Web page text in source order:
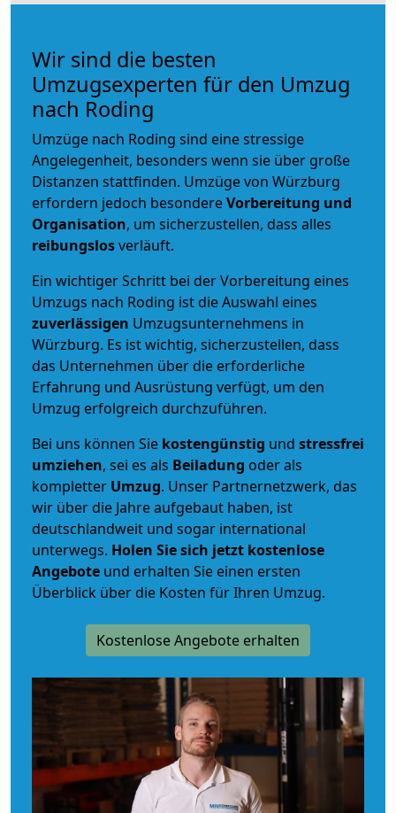
Wir sind die besten
Umzugsexperten für den Umzug
nach Roding
Umzüge nach Roding sind eine stressige
Angelegenheit, besonders wenn sie über große
Distanzen stattfinden. Umzüge von Würzburg
erfordern jedoch besondereVorbereitung und
Organisation, um sicherzustellen, dass alles
reibungslosverläuft.
Ein wichtiger Schritt bei der Vorbereitung eines
Umzugs nach Roding ist die Auswahl eines
zuverlässigen Umzugsunternehmens in
Würzburg. Es ist wichtig, sicherzustellen, dass
das Unternehmen über die erforderliche
Erfahrung und Ausrüstung verfügt, um den
Umzug erfolgreich durchzuführen.
Bei uns können Sie kostengünstig und stressfrei
umziehen, sei es als Beiladung oder als
kompletter Umzug. Unser Partnernetzwerk, das
wir über die Jahre aufgebaut haben, ist
deutschlandweit und sogar international
unterwegs. Holen Sie sich jetzt kostenlose
Angebote und erhalten Sie einen ersten
Überblick über die Kosten für Ihren Umzug.
Kostenlose Angebote erhalten